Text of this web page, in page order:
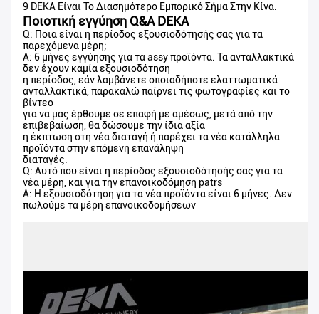
9 DEKA Είναι Το Διασημότερο Εμπορικό Σήμα Στην Κίνα.
Ποιοτική εγγύηση Q&A DEKA
Q: Ποια είναι η περίοδος εξουσιοδότησής σας για τα
παρεχόμενα μέρη;
Α: 6 μήνες εγγύησης για τα assy προϊόντα. Τα ανταλλακτικά
δεν έχουν καμία εξουσιοδότηση
η περίοδος, εάν λαμβάνετε οποιαδήποτε ελαττωματικά
ανταλλακτικά, παρακαλώ παίρνει τις φωτογραφίες και το
βίντεο
για να μας έρθουμε σε επαφή με αμέσως, μετά από την
επιβεβαίωση, θα δώσουμε την ίδια αξία
η έκπτωση στη νέα διαταγή ή παρέχει τα νέα κατάλληλα
προϊόντα στην επόμενη επανάληψη
διαταγές.
Q: Αυτό που είναι η περίοδος εξουσιοδότησής σας για τα
νέα μέρη, και για την επανοικοδόμηση patrs
Α: Η εξουσιοδότηση για τα νέα προϊόντα είναι 6 μήνες. Δεν
πωλούμε τα μέρη επανοικοδομήσεων